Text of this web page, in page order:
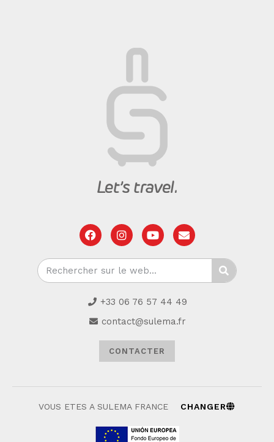
+33 06 76 57 44 49
contact@sulema.fr
CONTACTER
VOUS ETES A SULEMA FRANCE CHANGER